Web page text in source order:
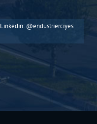
Linkedin: @endustrierciyes